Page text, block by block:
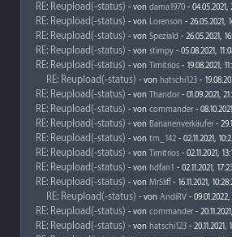
RE: Reupload(-status) - von dama1970 - 04.05.2021,
RE: Reupload(-status) - von Lorenson - 26.05.2021,
RE: Reupload(-status) - von Speziald - 26.05.2021,
RE: Reupload(-status) - von stimpy - 05.08.2021,
RE: Reupload(-status) - von Timitrios - 19.08.2021,
RE: Reupload(-status) - von hatschi123 -
RE: Reupload(-status) - von Thandor- 01.09.2021,
RE: Reupload(-status) - von commander-
RE: Reupload(-status) - von Bananenverkäufer-
RE: Reupload(-status) - von tm_142 - 02.11.2021,
RE: Reupload(-status) - von Timitrios - 02.11.2021,
RE: Reupload(-status) - von hdfan1 - 02.11.2021,
RE: Reupload(-status) - von MrSliff- 16.11.2021,
RE: Reupload(-status) - von AndiRV -
RE: Reupload(-status) - von commander-
RE: Reupload(-status) - von hatschi123 - 20.11.2021,